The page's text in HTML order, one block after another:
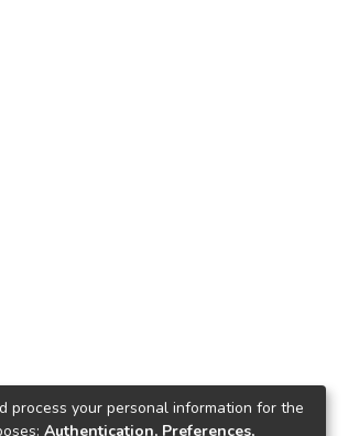
process your personal information for the
Authentication, Preferences,